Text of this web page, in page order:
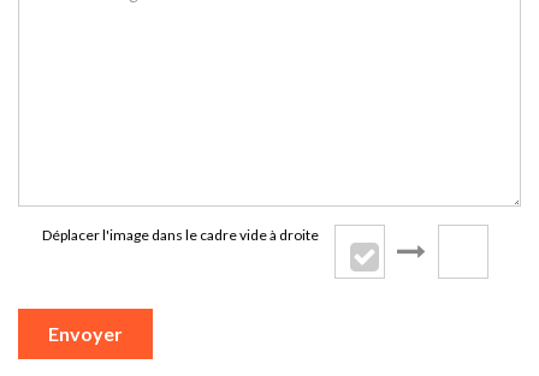
Déplacer l'image dans le cadre vide à droite
Envoyer